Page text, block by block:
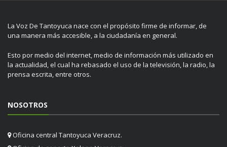
La Voz De Tantoyuca nace con el propósito firme de informar, de
una manera más accesible, a la ciudadanía en general.
Esto por medio del internet, medio de información más utilizado en
la actualidad, el cual ha rebasado el uso de la televisión, la radio, la
prensa escrita, entre otros.
NOSOTROS
Oficina central Tantoyuca Veracruz.